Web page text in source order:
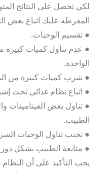
لكي تحصل على النتائج
المفرطه عليك اتباع بعض
● تقسيم الوجبات.
● عدم تناول كميات كبيرة
الواحدة.
● شرب كميات كبيرة من
● اتباع نظام غذائي تحت
● تناول بعض الفيتامينات
الطبيب.
● تجنب تناول الوجبات
● متابعة الطبيب بشكل
يجب التأكيد على أن